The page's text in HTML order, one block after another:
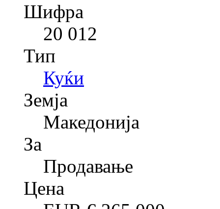
Шифра
20 012
Тип
Куќи
Земја
Македонија
За
Продавање
Цена